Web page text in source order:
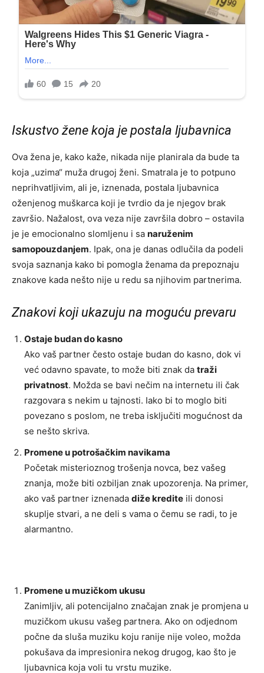
Iskustvo žene koja je postala ljubavnica
Ova žena je, kako kaže, nikada nije planirala da bude ta
koja „uzima“ muža drugoj ženi. Smatrala je to potpuno
neprihvatljivim, ali je, iznenada, postala ljubavnica
oženjenog muškarca koji je tvrdio da je njegov brak
završio. Nažalost, ova veza nije završila dobro – ostavila
je je emocionalno slomljenu i sa naruženim
samopouzdanjem. Ipak, ona je danas odlučila da podeli
svoja saznanja kako bi pomogla ženama da prepoznaju
znakove kada nešto nije u redu sa njihovim partnerima.
Znakovi koji ukazuju na moguću prevaru
Ostaje budan do kasno
Ako vaš partner često ostaje budan do kasno, dok vi
već odavno spavate, to može biti znak da traži
privatnost. Možda se bavi nečim na internetu ili čak
razgovara s nekim u tajnosti. Iako bi to moglo biti
povezano s poslom, ne treba isključiti mogućnost da
se nešto skriva.
Promene u potrošačkim navikama
Početak misterioznog trošenja novca, bez vašeg
znanja, može biti ozbiljan znak upozorenja. Na primer,
ako vaš partner iznenada diže kredite ili donosi
skuplje stvari, a ne deli s vama o čemu se radi, to je
alarmantno.
Promene u muzičkom ukusu
Zanimljiv, ali potencijalno značajan znak je promjena u
muzičkom ukusu vašeg partnera. Ako on odjednom
počne da sluša muziku koju ranije nije voleo, možda
pokušava da impresionira nekog drugog, kao što je
ljubavnica koja voli tu vrstu muzike.